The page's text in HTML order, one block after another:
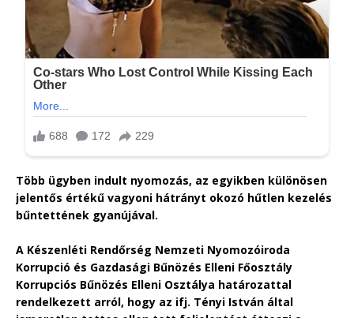
Több ügyben indult nyomozás, az egyikben különösen
jelentős értékű vagyoni hátrányt okozó hűtlen kezelés
bűntettének gyanújával.
A Készenléti Rendőrség Nemzeti Nyomozóiroda
Korrupció és Gazdasági Bűnözés Elleni Főosztály
Korrupciós Bűnözés Elleni Osztálya határozattal
rendelkezett arról, hogy az ifj. Tényi István által